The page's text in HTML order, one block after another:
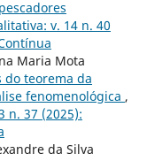
v. 14 n. 40
Maria Mota
do teorema da
fenomenológica ,
n. 37 (2025):
da Silva